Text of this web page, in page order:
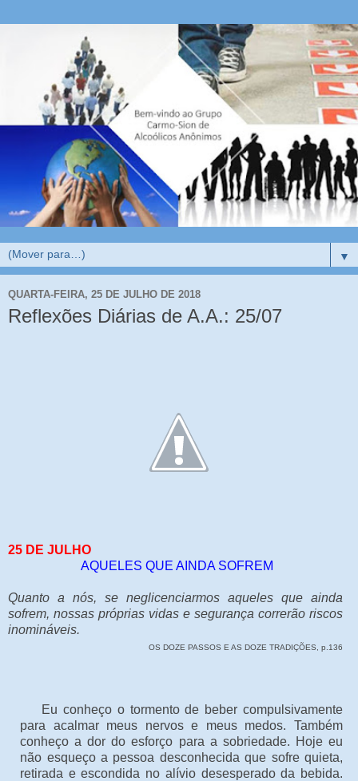
▼
QUARTA-FEIRA, 25 DE JULHO DE 2018
Reflexões Diárias de A.A.: 25/07
25 DE JULHO
AQUELES QUE AINDA SOFREM
Quanto a nós, se neglicenciarmos aqueles que ainda
sofrem, nossas próprias vidas e segurança correrão riscos
inomináveis.
OS DOZE PASSOS E AS DOZE TRADIÇÕES, p.136
Eu conheço o tormento de beber compulsivamente
para acalmar meus nervos e meus medos. Também
conheço a dor do esforço para a sobriedade. Hoje eu
não esqueço a pessoa desconhecida que sofre quieta,
retirada e escondida no alívio desesperado da bebida.